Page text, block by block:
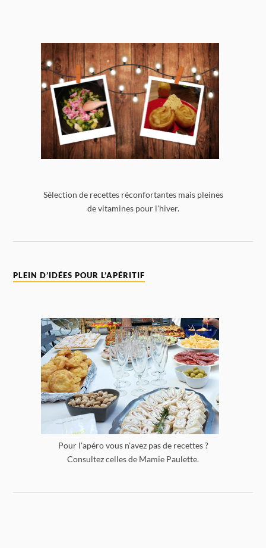
Sélection de recettes réconfortantes mais pleines
de vitamines pour l'hiver.
PLEIN D’IDÉES POUR L’APÉRITIF
Pour l'apéro vous n'avez pas de recettes ?
Consultez celles de Mamie Paulette.